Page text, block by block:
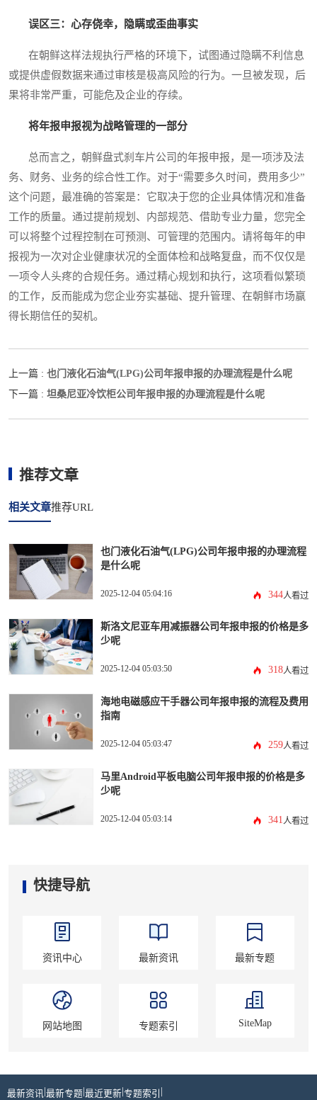
误区三：心存侥幸，隐瞒或歪曲事实
在朝鲜这样法规执行严格的环境下，试图通过隐瞒不利信息
或提供虚假数据来通过审核是极高风险的行为。一旦被发现，后
果将非常严重，可能危及企业的存续。
将年报申报视为战略管理的一部分
总而言之，朝鲜盘式刹车片公司的年报申报，是一项涉及法
务、财务、业务的综合性工作。对于“需要多久时间，费用多少”
这个问题，最准确的答案是：它取决于您的企业具体情况和准备
工作的质量。通过提前规划、内部规范、借助专业力量，您完全
可以将整个过程控制在可预测、可管理的范围内。请将每年的申
报视为一次对企业健康状况的全面体检和战略复盘，而不仅仅是
一项令人头疼的合规任务。通过精心规划和执行，这项看似繁琐
的工作，反而能成为您企业夯实基础、提升管理、在朝鲜市场赢
得长期信任的契机。
上一篇 : 也门液化石油气(LPG)公司年报申报的办理流程是什么呢
下一篇 : 坦桑尼亚冷饮柜公司年报申报的办理流程是什么呢
推荐文章
相关文章推荐URL
也门液化石油气(LPG)公司年报申报的办理流程
是什么呢
2025-12-04 05:04:16 344人看过
斯洛文尼亚车用减振器公司年报申报的价格是多
少呢
2025-12-04 05:03:50 318人看过
海地电磁感应干手器公司年报申报的流程及费用
指南
2025-12-04 05:03:47 259人看过
马里Android平板电脑公司年报申报的价格是多
少呢
2025-12-04 05:03:14 341人看过
快捷导航
资讯中心 最新资讯 最新专题
网站地图 专题索引 SiteMap
最新资讯 最新专题 最近更新 专题索引